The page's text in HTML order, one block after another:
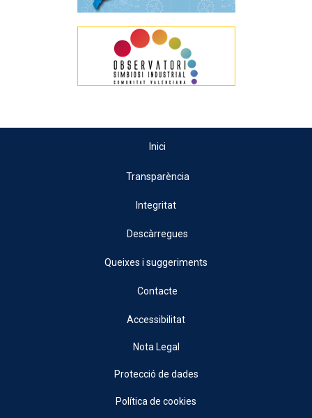
Inici
Transparència
Integritat
Descàrregues
Queixes i suggeriments
Contacte
Accessibilitat
Nota Legal
Protecció de dades
Política de cookies